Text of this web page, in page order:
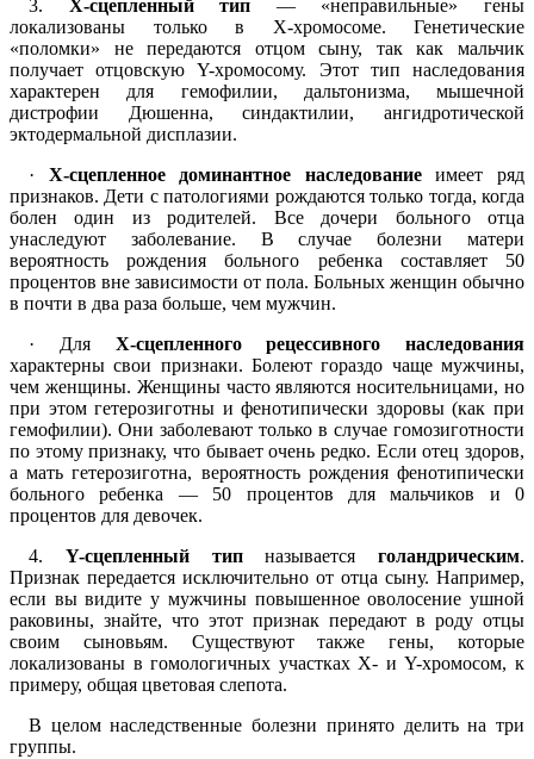
3. Х-сцепленный тип — «неправильные» гены
локализованы только в X-хромосоме. Генетические
«поломки» не передаются отцом сыну, так как мальчик
получает отцовскую Y-хромосому. Этот тип наследования
характерен для гемофилии, дальтонизма, мышечной
дистрофии Дюшенна, синдактилии, ангидротической
эктодермальной дисплазии.
· Х-сцепленное доминантное наследованиеимеет ряд
признаков. Дети с патологиями рождаются только тогда, когда
болен один из родителей. Все дочери больного отца
унаследуют заболевание. В случае болезни матери
вероятность рождения больного ребенка составляет 50
процентов вне зависимости от пола. Больных женщин обычно
в почти в два раза больше, чем мужчин.
· Для X-сцепленного рецессивного наследования
характерны свои признаки. Болеют гораздо чаще мужчины,
чем женщины. Женщины часто являются носительницами, но
при этом гетерозиготны и фенотипически здоровы (как при
гемофилии). Они заболевают только в случае гомозиготности
по этому признаку, что бывает очень редко. Если отец здоров,
а мать гетерозиготна, вероятность рождения фенотипически
больного ребенка — 50 процентов для мальчиков и 0
процентов для девочек.
4. Y-сцепленный типназывается голандрическим.
Признак передается исключительно от отца сыну. Например,
если вы видите у мужчины повышенное оволосение ушной
раковины, знайте, что этот признак передают в роду отцы
своим сыновьям. Существуют также гены, которые
локализованы в гомологичных участках Х- и Y-хромосом, к
примеру, общая цветовая слепота.
В целом наследственные болезни принято делить на три
группы.